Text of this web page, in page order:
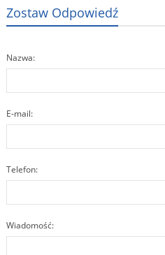
Zostaw Odpowiedź
Nazwa:
E-mail:
Telefon:
Wiadomość: